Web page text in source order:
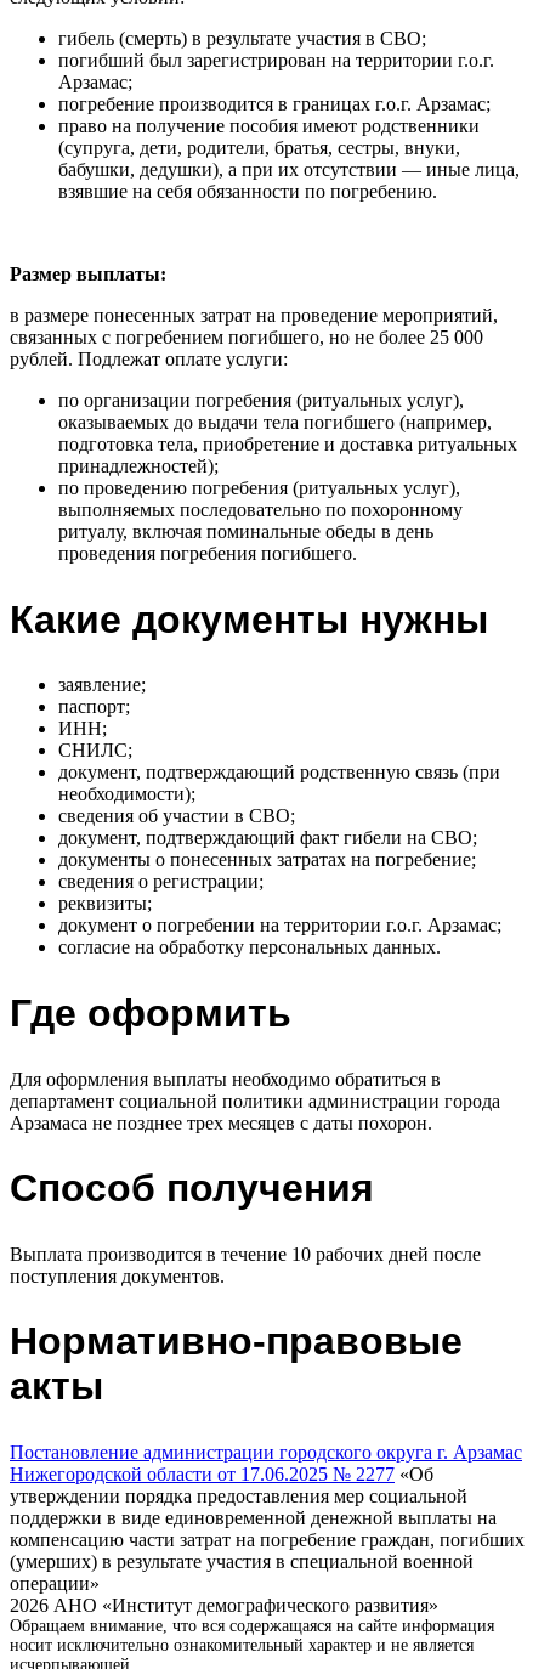
гибель (смерть) в результате участия в СВО;
погибший был зарегистрирован на территории г.о.г.
Арзамас;
погребение производится в границах г.о.г. Арзамас;
право на получение пособия имеют родственники
(супруга, дети, родители, братья, сестры, внуки,
бабушки, дедушки), а при их отсутствии — иные лица,
взявшие на себя обязанности по погребению.
Размер выплаты:
в размере понесенных затрат на проведение мероприятий,
связанных с погребением погибшего, но не более 25 000
рублей. Подлежат оплате услуги:
по организации погребения (ритуальных услуг),
оказываемых до выдачи тела погибшего (например,
подготовка тела, приобретение и доставка ритуальных
принадлежностей);
по проведению погребения (ритуальных услуг),
выполняемых последовательно по похоронному
ритуалу, включая поминальные обеды в день
проведения погребения погибшего.
Какие документы нужны
заявление;
паспорт;
ИНН;
СНИЛС;
документ, подтверждающий родственную связь (при
необходимости);
сведения об участии в СВО;
документ, подтверждающий факт гибели на СВО;
документы о понесенных затратах на погребение;
сведения о регистрации;
реквизиты;
документ о погребении на территории г.о.г. Арзамас;
согласие на обработку персональных данных.
Где оформить
Для оформления выплаты необходимо обратиться в
департамент социальной политики администрации города
Арзамаса не позднее трех месяцев с даты похорон.
Способ получения
Выплата производится в течение 10 рабочих дней после
поступления документов.
Нормативно-правовые
акты
Постановление администрации городского округа г. Арзамас
Нижегородской области от 17.06.2025 № 2277 «Об
утверждении порядка предоставления мер социальной
поддержки в виде единовременной денежной выплаты на
компенсацию части затрат на погребение граждан, погибших
(умерших) в результате участия в специальной военной
операции»
2026 АНО «Институт демографического развития»
Обращаем внимание, что вся содержащаяся на сайте информация
носит исключительно ознакомительный характер и не является
исчерпывающей.